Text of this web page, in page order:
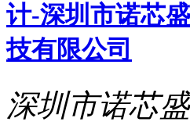
深圳市诺芯